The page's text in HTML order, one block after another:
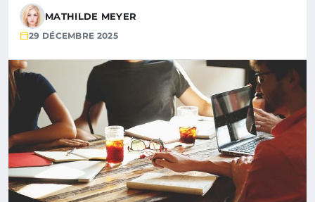
MATHILDE MEYER
29 DÉCEMBRE 2025